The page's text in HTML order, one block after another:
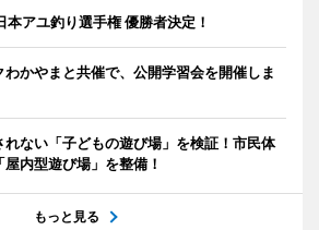
アユ釣り選手権 優勝者決定！
かやまと共催で、公開学習会を開催しま
ない「子どもの遊び場」を検証！市民体
内型遊び場」を整備！
もっと見る